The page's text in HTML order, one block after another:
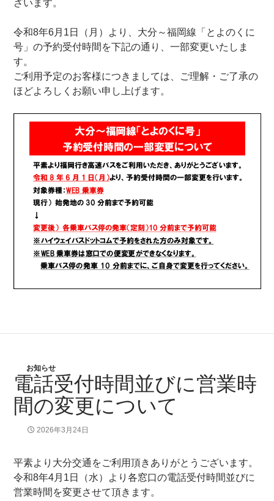
ざいます。
令和8年6月1日（月）より、大分～福岡線「とよのくに
号」の予約受付時間を下記の通り、一部変更いたしま
す。
ご利用予定のお客様につきましては、ご理解・ご了承の
ほどよろしくお願い申し上げます。
お知らせ
電話受付時間並びに営業時
間の変更について
2026年3月24日
平素より大分交通をご利用頂きありがとうございます。
令和8年4月1日（水）より各窓口の電話受付時間並びに
営業時間を変更させて頂きます。